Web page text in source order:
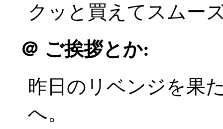
クッと買えてスムー
＠ ご挨拶とか:
昨日のリベンジを果
へ。